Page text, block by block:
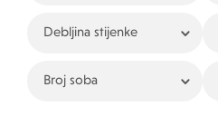
Debljina stijenke
Broj soba